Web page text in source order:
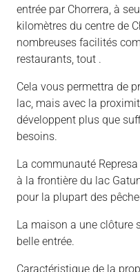
entrée par Chorrera, à
kilomètres du centre de
nombreuses facilités
restaurants, tout .
Cela vous permettra de
lac, mais avec la
développent plus que
besoins.
La communauté
à la frontière du lac
pour la plupart des
La maison a une clôture
belle entrée.
Caractéristique de la